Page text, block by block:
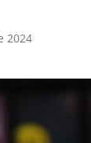
2024